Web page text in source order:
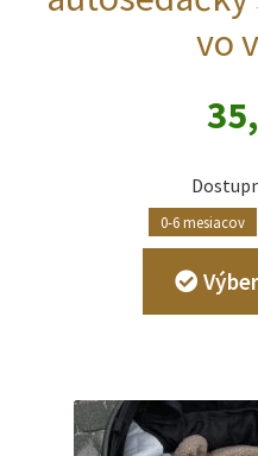
vo
0-6 mesiacov